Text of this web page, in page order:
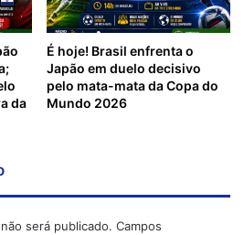
da
É hoje! Brasil enfrenta o
Japão em duelo decisivo
pelo mata-mata da Copa do
Mundo 2026
será publicado. Campos